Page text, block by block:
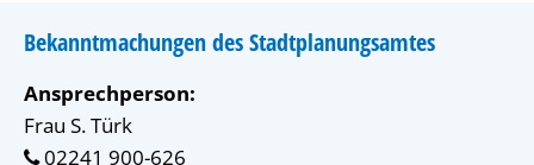
Bekanntmachungen des Stadtplanungsamtes
Ansprechperson:
Frau S. Türk
02241 900-626